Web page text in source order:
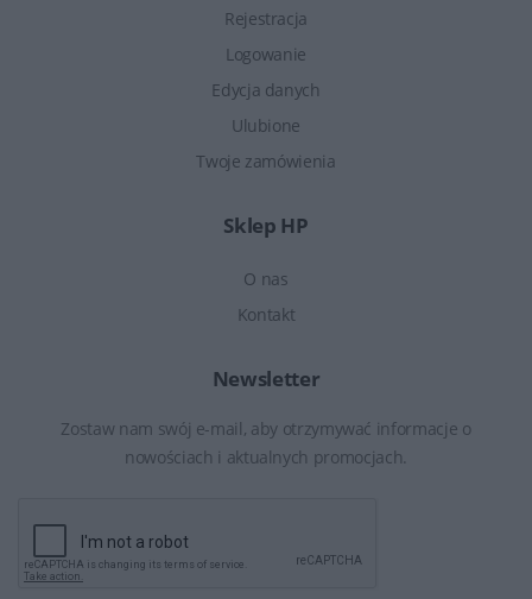
Rejestracja
Logowanie
Edycja danych
Ulubione
Twoje zamówienia
Sklep HP
O nas
Kontakt
Newsletter
Zostaw nam swój e-mail, aby otrzymywać informacje o
nowościach i aktualnych promocjach.